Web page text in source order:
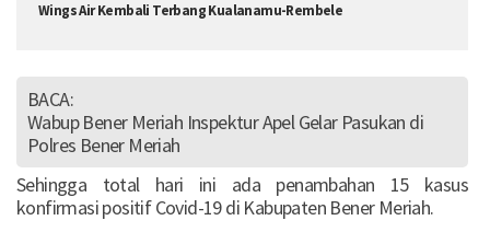
Wings Air Kembali Terbang Kualanamu-Rembele
BACA:
Wabup Bener Meriah Inspektur Apel Gelar Pasukan di
Polres Bener Meriah
Sehingga total hari ini ada penambahan 15 kasus
konfirmasi positif Covid-19 di Kabupaten Bener Meriah.